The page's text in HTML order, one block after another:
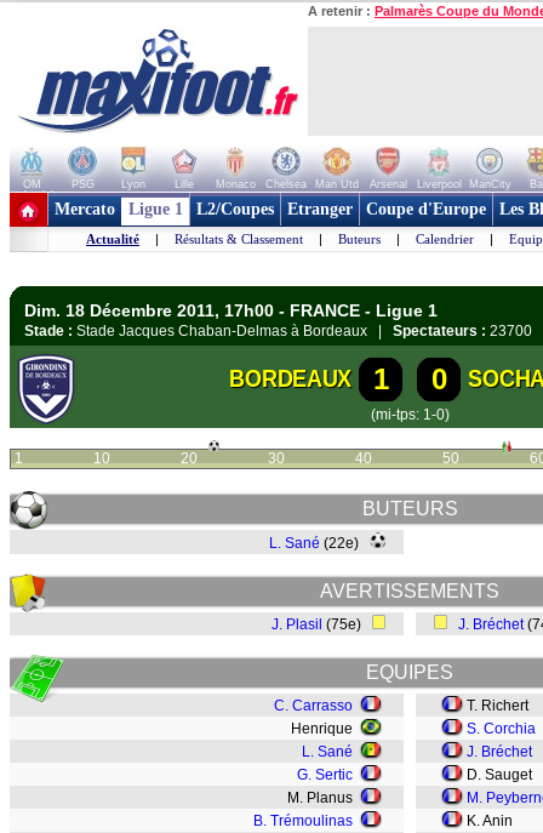
A retenir : Palmarès Coupe du
OM PSG Lyon Lille Monaco Chelsea Man Utd Arsenal Liverpool ManCity
+ de clubs
Mercato Ligue 1 L2/Coupes Etranger Coupe d'Europe Les
Actualité | Résultats & Classement | Buteurs | Calendrier |
Dim. 18 Décembre 2011, 17h00 - FRANCE - Ligue 1
Stade : Stade Jacques Chaban-Delmas à Bordeaux | Spectateurs :
BORDEAUX 1 0
(mi-tps: 1-0)
1 10 20 30 40 50
BUTEURS
L. Sané (22e)
AVERTISSEMENTS
J. Plasil (75e) J. Bréchet
EQUIPES
C. Carrasso
Henrique
L. Sané
G. Sertic
M. Planus
B. Trémoulinas
T. Richert
S. Corchia
J. Bréchet
D. Sauget
M.
K. Anin